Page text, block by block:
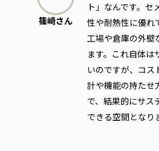
篠崎さん
ト」なんです。セ
性や耐熱性に優れ
工場や倉庫の外壁
ます。これ自体は
いのですが、コス
計や機能の持たせ
で、結果的にサス
できる空間となり